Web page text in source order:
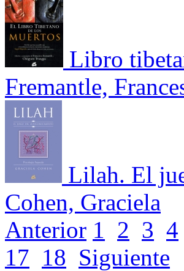
Libro
Fremantle,
Lilah. El
Cohen, Graciela
Anterior 1 2 3 4
17 18 Siguiente